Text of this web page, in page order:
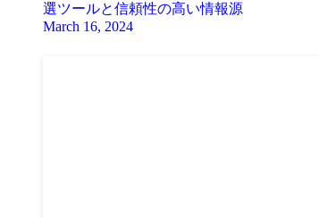
選ツールと信頼性の高い情報源
March 16, 2024